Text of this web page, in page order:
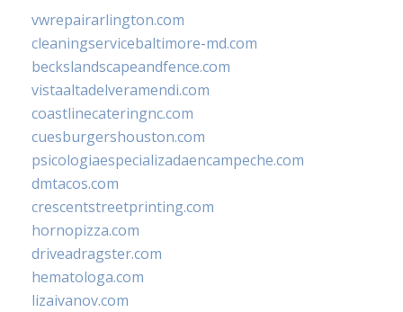
vwrepairarlington.com
cleaningservicebaltimore-md.com
beckslandscapeandfence.com
vistaaltadelveramendi.com
coastlinecateringnc.com
cuesburgershouston.com
psicologiaespecializadaencampeche.com
dmtacos.com
crescentstreetprinting.com
hornopizza.com
driveadragster.com
hematologa.com
lizaivanov.com